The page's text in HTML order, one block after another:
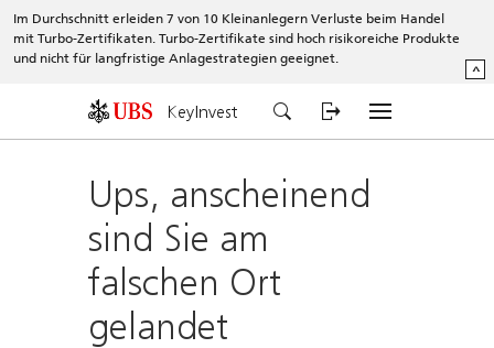
Im Durchschnitt erleiden 7 von 10 Kleinanlegern Verluste beim Handel
mit Turbo-Zertifikaten. Turbo-Zertifikate sind hoch risikoreiche Produkte
und nicht für langfristige Anlagestrategien geeignet.
^
KeyInvest
Ups, anscheinend
sind Sie am
falschen Ort
gelandet